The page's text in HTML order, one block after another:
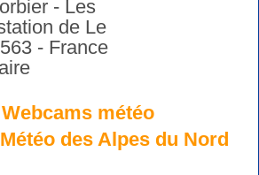
Webcams météo
Météo des Alpes du Nord